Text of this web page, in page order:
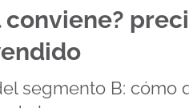
segmento B: cómo